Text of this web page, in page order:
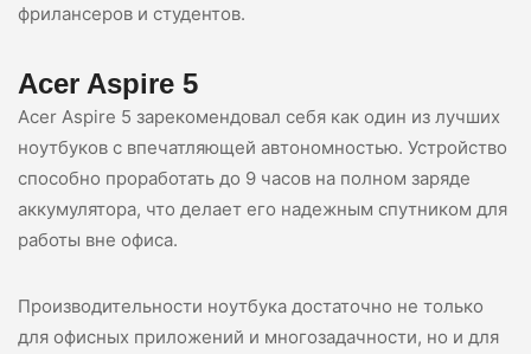
фрилансеров и студентов.
Acer Aspire 5
Acer Aspire 5 зарекомендовал себя как один из лучших
ноутбуков с впечатляющей автономностью. Устройство
способно проработать до 9 часов на полном заряде
аккумулятора, что делает его надежным спутником для
работы вне офиса.
Производительности ноутбука достаточно не только
для офисных приложений и многозадачности, но и для